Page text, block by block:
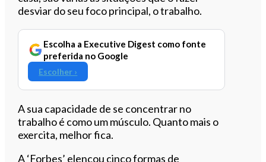
desviar do seu foco principal, o trabalho.
Escolha a Executive Digest como fonte
preferida no Google
Escolher ›
A sua capacidade de se concentrar no
trabalho é como um músculo. Quanto mais o
exercita, melhor fica.
A ‘Forbes’ elencou cinco formas de